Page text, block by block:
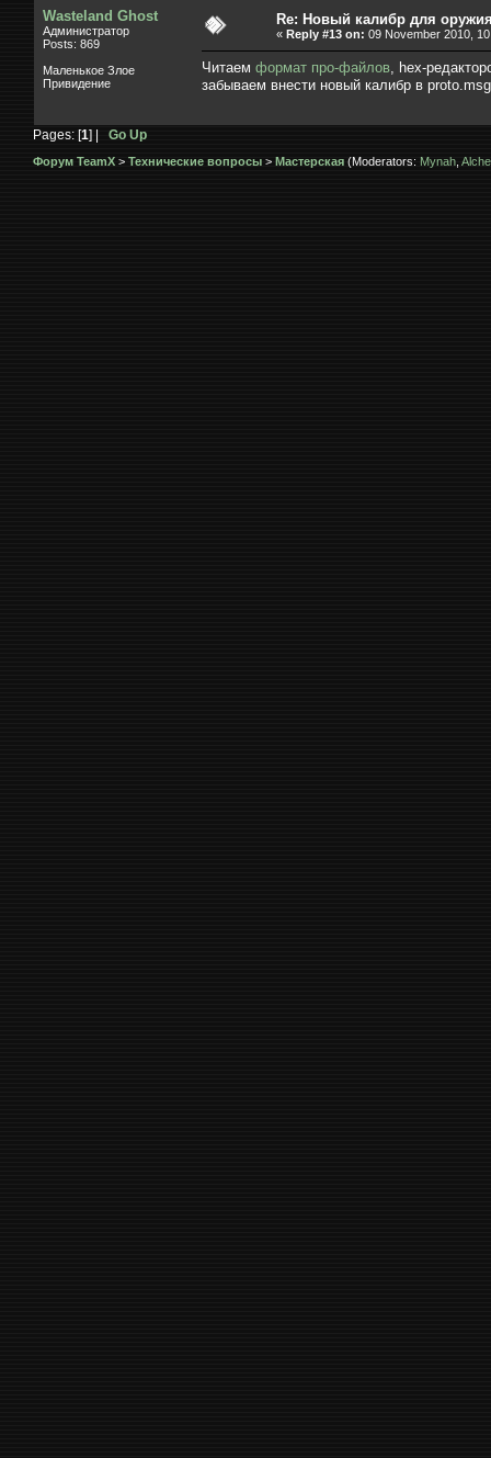
Wasteland Ghost
Администратор
Posts: 869
Маленькое Злое
Привидение
Re: Новый калибр для
« Reply #13 on: 09 November 2010,
Читаем формат про-файлов , hex-
забываем внести новый калибр в
Pages: [1] | Go Up
Форум TeamX > Технические вопросы > Мастерская (Moderators: Mynah